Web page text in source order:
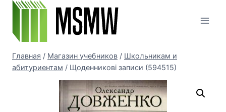
Перейти
содержимому
Главная / Магазин учебников / Школьникам и
абитуриентам / Щоденникові записи (594515)